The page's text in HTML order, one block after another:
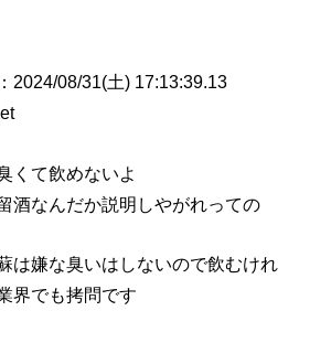
：2024/08/31(土) 17:13:39.13
くて飲めないよ
酒なんだか説明しやがれっての
は嫌な臭いはしないので飲むけれ
界でも拷問です